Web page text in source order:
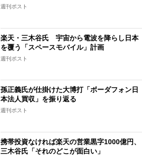
週刊ポスト
楽天・三木谷氏 宇宙から電波を降らし日本
を覆う「スペースモバイル」計画
週刊ポスト
孫正義氏が仕掛けた大博打「ボーダフォン日
本法人買収」を振り返る
週刊ポスト
携帯投資なければ楽天の営業黒字1000億円、
三木谷氏「それのどこが面白い」